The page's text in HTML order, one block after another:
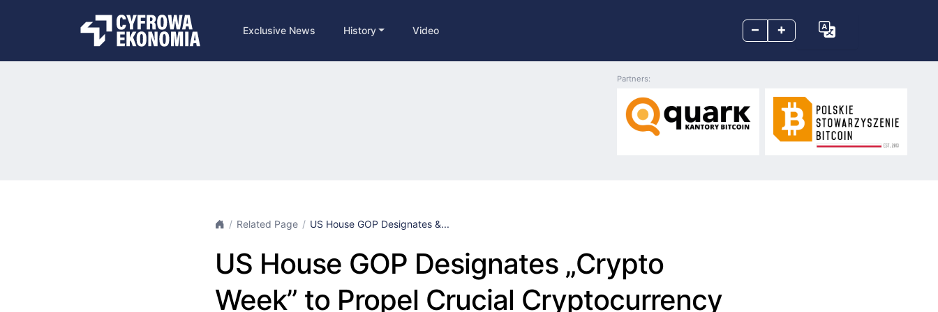
– +
Exclusive News History Video
Partners:
Related Page US House GOP Designates &...
US House GOP Designates „Crypto
Week” to Propel Crucial Cryptocurrency